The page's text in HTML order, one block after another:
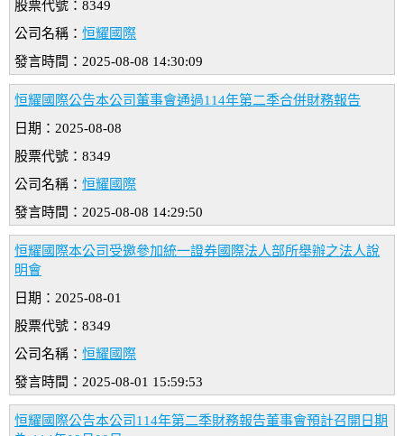
股票代號：8349
公司名稱： 恒耀國際
發言時間：2025-08-08 14:30:09
恒耀國際公告本公司董事會通過114年第二季合併財務報告
日期：2025-08-08
股票代號：8349
公司名稱： 恒耀國際
發言時間：2025-08-08 14:29:50
恒耀國際本公司受邀參加統一證券國際法人部所舉辦之法人說
明會
日期：2025-08-01
股票代號：8349
公司名稱： 恒耀國際
發言時間：2025-08-01 15:59:53
恒耀國際公告本公司114年第二季財務報告董事會預計召開日期